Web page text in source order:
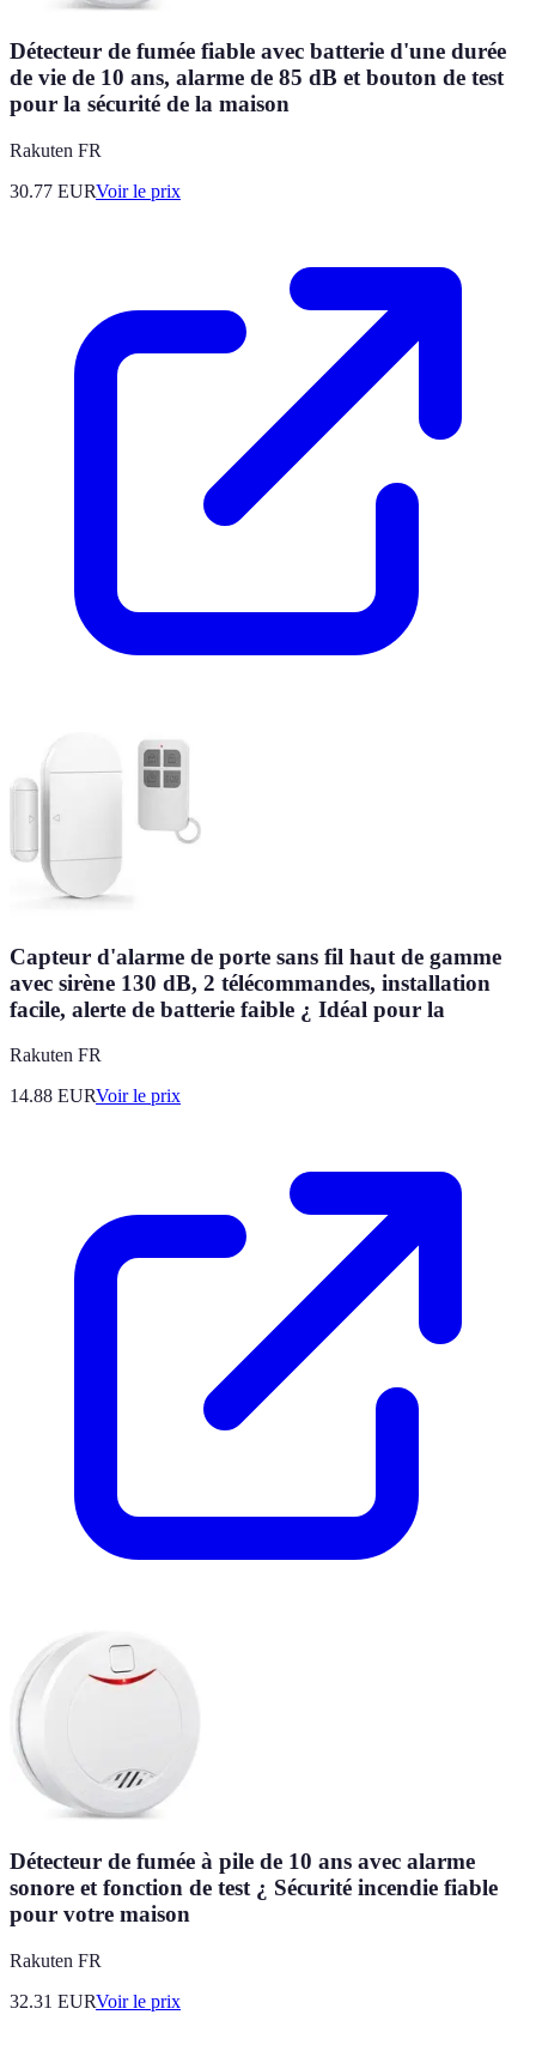
Détecteur de fumée fiable avec batterie d'une durée
de vie de 10 ans, alarme de 85 dB et bouton de test
pour la sécurité de la maison
Rakuten FR
30.77 EURVoir le prix
Capteur d'alarme de porte sans fil haut de gamme
avec sirène 130 dB, 2 télécommandes, installation
facile, alerte de batterie faible ¿ Idéal pour la
Rakuten FR
14.88 EURVoir le prix
Détecteur de fumée à pile de 10 ans avec alarme
sonore et fonction de test ¿ Sécurité incendie fiable
pour votre maison
Rakuten FR
32.31 EURVoir le prix